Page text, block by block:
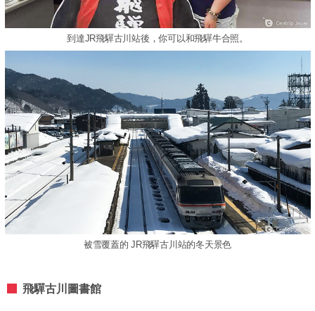
到達JR飛驒古川站後，你可以和飛驒牛合照。
被雪覆蓋的 JR飛驒古川站的冬天景色
飛驒古川圖書館